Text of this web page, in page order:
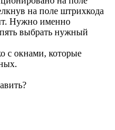
на поле штрихкода
Нужно именно
выбрать нужный
с окнами, которые